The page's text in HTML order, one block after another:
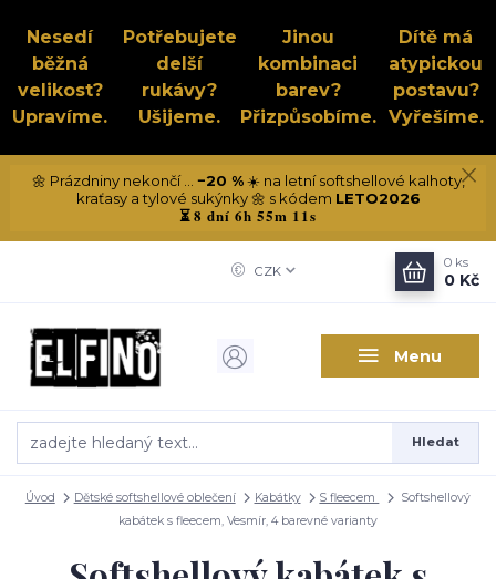
Nesedí
běžná
velikost?
Upravíme.
Potřebujete
delší
rukávy?
Ušijeme.
Jinou
kombinaci
barev?
Přizpůsobíme.
Dítě má
atypickou
postavu?
Vyřešíme.
🌼 Prázdniny nekončí ... −20 %☀️ na letní softshellové kalhoty,
kraťasy a tylové sukýnky 🌼 s kódem LETO2026
⏳8 dní 6h 55m 11s
Menu
CZK
Hledat
0 ks
0 Kč
Úvod Dětské softshellové oblečení Kabátky S fleecem
Softshellový
kabátek s fleecem, Vesmír, 4 barevné varianty